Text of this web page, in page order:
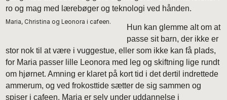
ro og mag med lærebøger og teknologi ved hånden.
Maria, Christina og Leonora i cafeen.
Hun kan glemme alt om at
passe sit barn, der ikke er
stor nok til at være i vuggestue, eller som ikke kan få plads,
for Maria passer lille Leonora med leg og skiftning lige rundt
om hjørnet. Amning er klaret på kort tid i det dertil indrettede
ammerum, og ved frokosttide sætter de sig sammen og
spiser i cafeen. Maria er selv under uddannelse i